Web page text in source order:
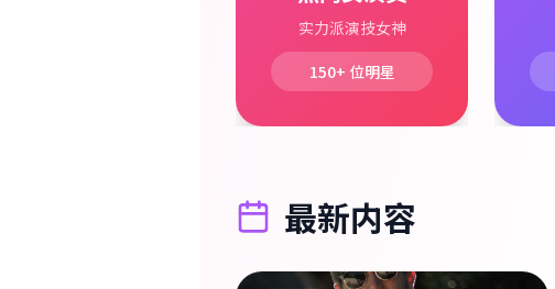
实力派演技女神
150+ 位明星
最新内容